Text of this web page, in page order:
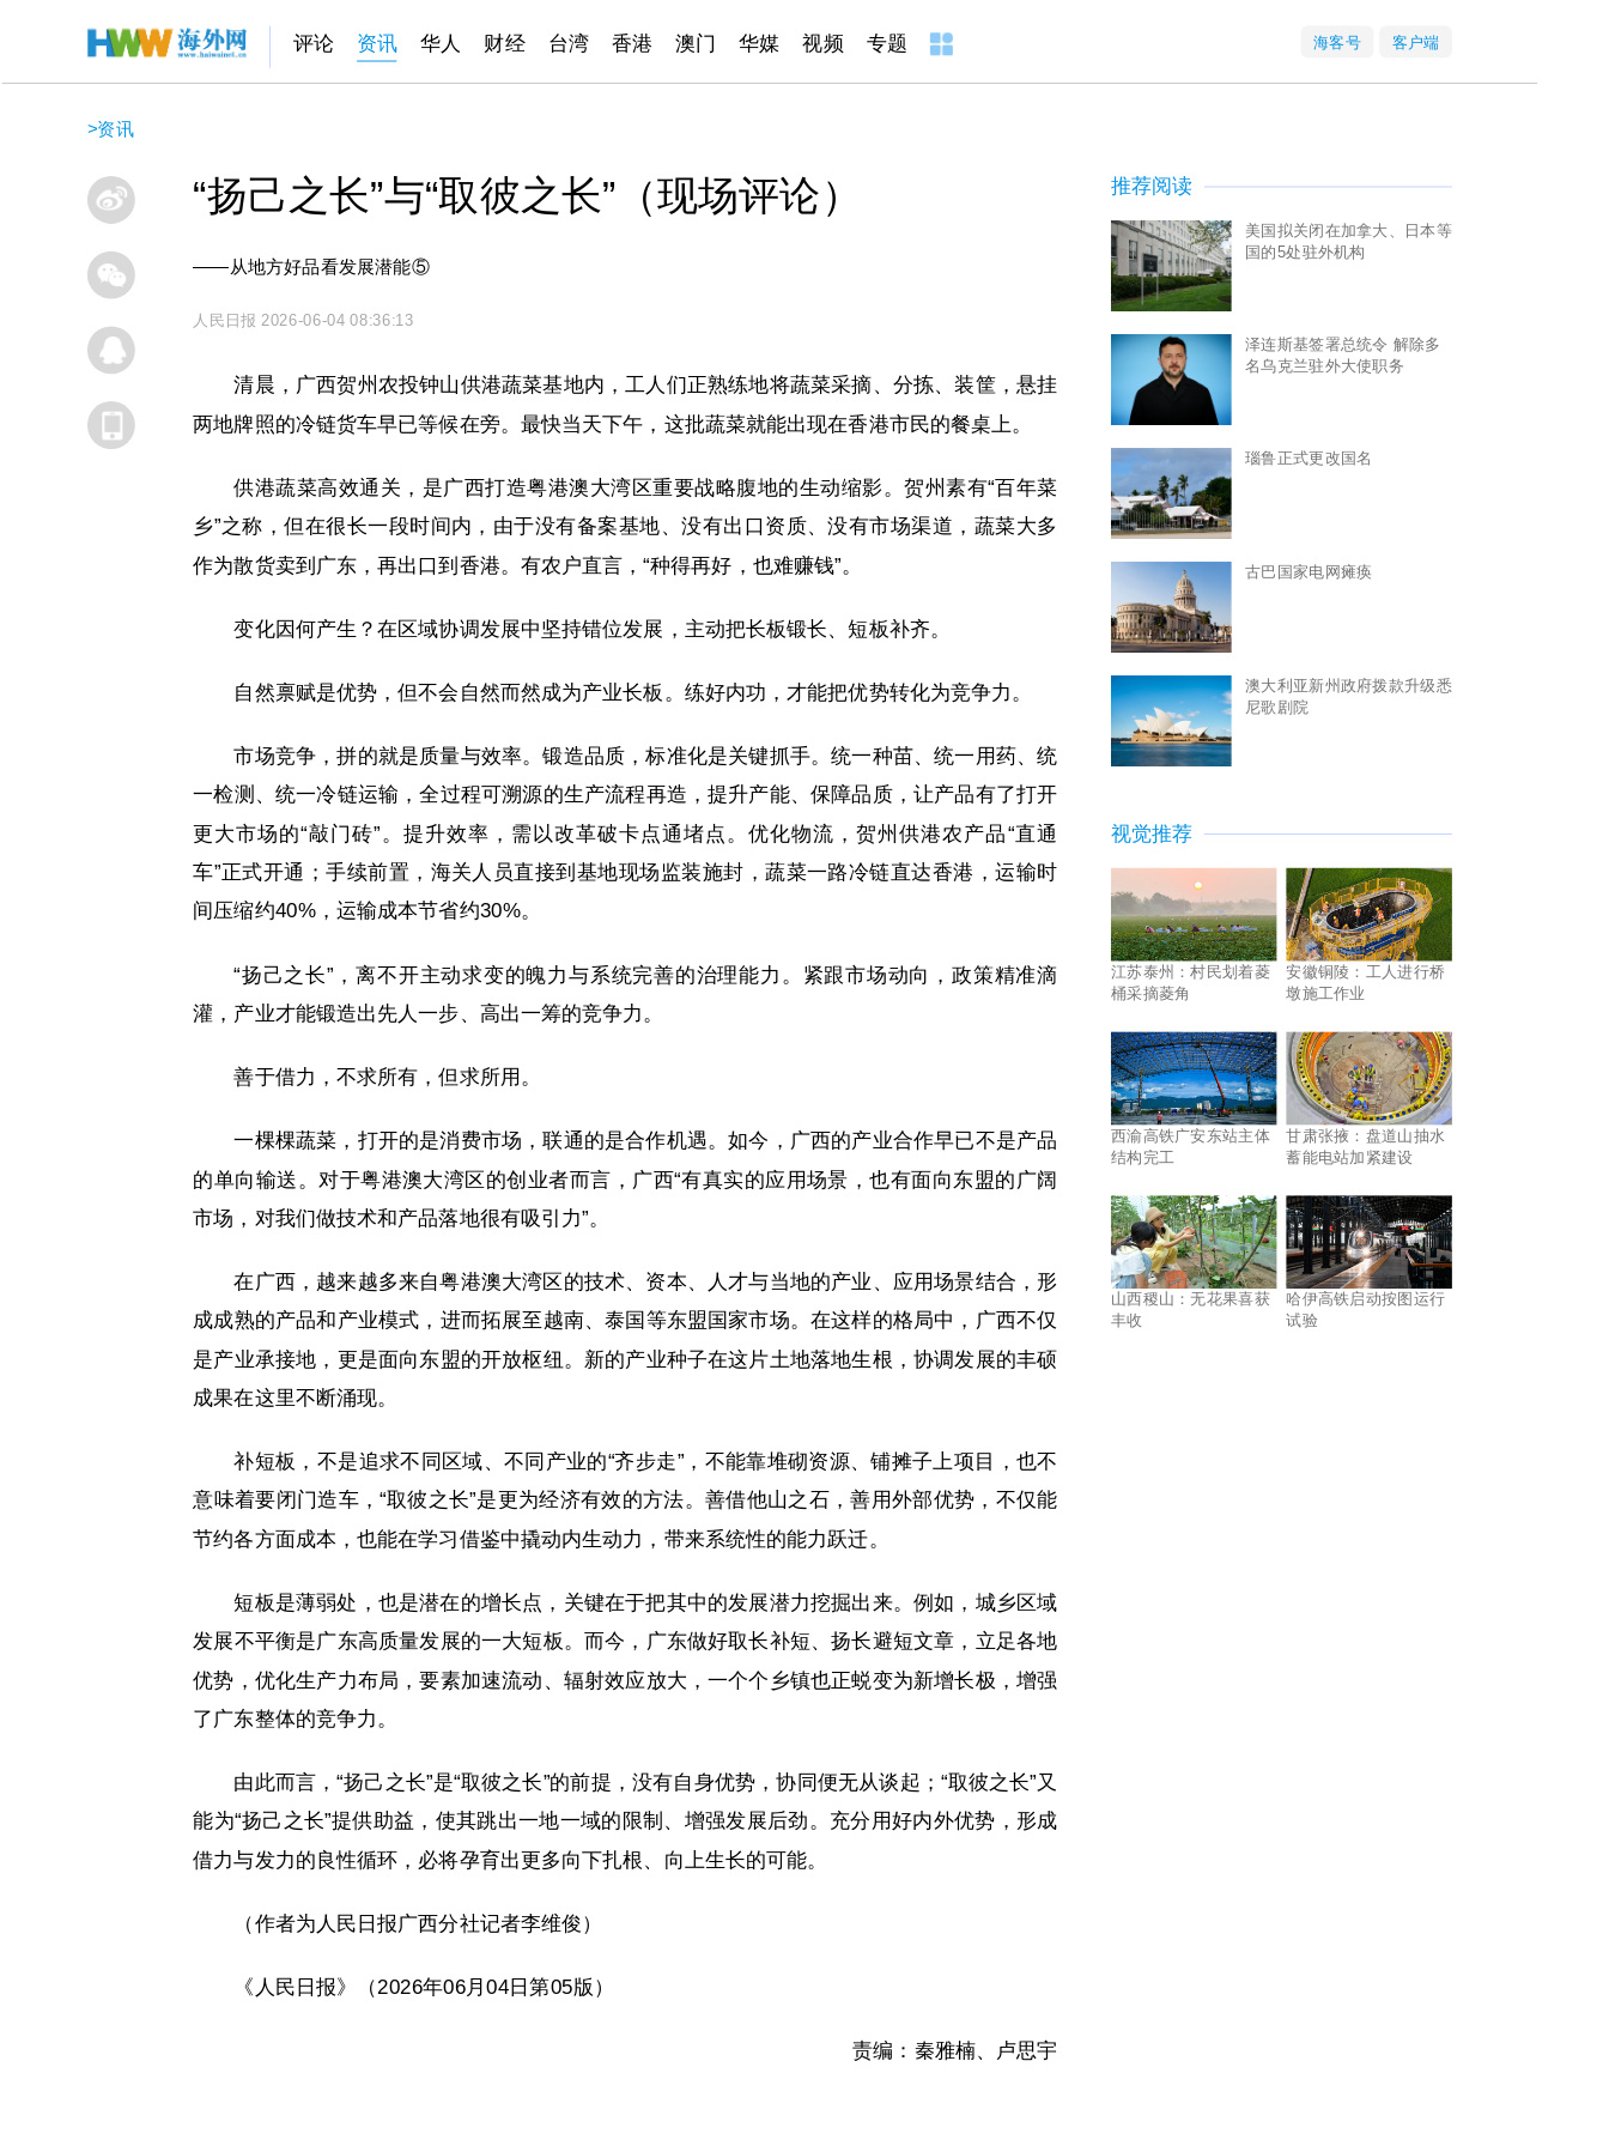
评论 资讯 华人 财经 台湾 香港 澳门 华媒 视频 专题 海客号 客户端
>资讯
“扬己之长”与“取彼之长”（现场评论）
——从地方好品看发展潜能⑤
人民日报 2026-06-04 08:36:13
清晨，广西贺州农投钟山供港蔬菜基地内，工人们正熟练地将蔬菜采摘、分拣、装筐，悬挂
两地牌照的冷链货车早已等候在旁。最快当天下午，这批蔬菜就能出现在香港市民的餐桌上。
供港蔬菜高效通关，是广西打造粤港澳大湾区重要战略腹地的生动缩影。贺州素有“百年菜
乡”之称，但在很长一段时间内，由于没有备案基地、没有出口资质、没有市场渠道，蔬菜大多
作为散货卖到广东，再出口到香港。有农户直言，“种得再好，也难赚钱”。
变化因何产生？在区域协调发展中坚持错位发展，主动把长板锻长、短板补齐。
自然禀赋是优势，但不会自然而然成为产业长板。练好内功，才能把优势转化为竞争力。
市场竞争，拼的就是质量与效率。锻造品质，标准化是关键抓手。统一种苗、统一用药、统
一检测、统一冷链运输，全过程可溯源的生产流程再造，提升产能、保障品质，让产品有了打开
更大市场的“敲门砖”。提升效率，需以改革破卡点通堵点。优化物流，贺州供港农产品“直通
车”正式开通；手续前置，海关人员直接到基地现场监装施封，蔬菜一路冷链直达香港，运输时
间压缩约40%，运输成本节省约30%。
“扬己之长”，离不开主动求变的魄力与系统完善的治理能力。紧跟市场动向，政策精准滴
灌，产业才能锻造出先人一步、高出一筹的竞争力。
善于借力，不求所有，但求所用。
一棵棵蔬菜，打开的是消费市场，联通的是合作机遇。如今，广西的产业合作早已不是产品
的单向输送。对于粤港澳大湾区的创业者而言，广西“有真实的应用场景，也有面向东盟的广阔
市场，对我们做技术和产品落地很有吸引力”。
在广西，越来越多来自粤港澳大湾区的技术、资本、人才与当地的产业、应用场景结合，形
成成熟的产品和产业模式，进而拓展至越南、泰国等东盟国家市场。在这样的格局中，广西不仅
是产业承接地，更是面向东盟的开放枢纽。新的产业种子在这片土地落地生根，协调发展的丰硕
成果在这里不断涌现。
补短板，不是追求不同区域、不同产业的“齐步走”，不能靠堆砌资源、铺摊子上项目，也不
意味着要闭门造车，“取彼之长”是更为经济有效的方法。善借他山之石，善用外部优势，不仅能
节约各方面成本，也能在学习借鉴中撬动内生动力，带来系统性的能力跃迁。
短板是薄弱处，也是潜在的增长点，关键在于把其中的发展潜力挖掘出来。例如，城乡区域
发展不平衡是广东高质量发展的一大短板。而今，广东做好取长补短、扬长避短文章，立足各地
优势，优化生产力布局，要素加速流动、辐射效应放大，一个个乡镇也正蜕变为新增长极，增强
了广东整体的竞争力。
由此而言，“扬己之长”是“取彼之长”的前提，没有自身优势，协同便无从谈起；“取彼之长”又
能为“扬己之长”提供助益，使其跳出一地一域的限制、增强发展后劲。充分用好内外优势，形成
借力与发力的良性循环，必将孕育出更多向下扎根、向上生长的可能。
（作者为人民日报广西分社记者李维俊）
《人民日报》（2026年06月04日第05版）
责编：秦雅楠、卢思宇
推荐阅读
美国拟关闭在加拿大、日本等
国的5处驻外机构
泽连斯基签署总统令 解除多
名乌克兰驻外大使职务
瑙鲁正式更改国名
古巴国家电网瘫痪
澳大利亚新州政府拨款升级悉
尼歌剧院
视觉推荐
江苏泰州：村民划着菱
桶采摘菱角
安徽铜陵：工人进行桥
墩施工作业
西渝高铁广安东站主体
结构完工
甘肃张掖：盘道山抽水
蓄能电站加紧建设
山西稷山：无花果喜获
丰收
哈伊高铁启动按图运行
试验